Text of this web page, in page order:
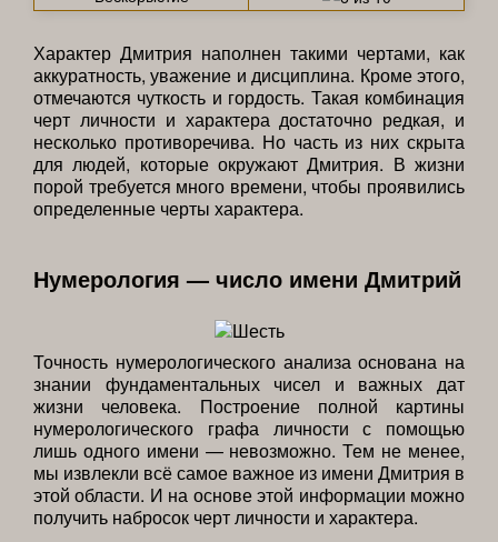
Характер Дмитрия наполнен такими чертами, как
аккуратность, уважение и дисциплина. Кроме этого,
отмечаются чуткость и гордость. Такая комбинация
черт личности и характера достаточно редкая, и
несколько противоречива. Но часть из них скрыта
для людей, которые окружают Дмитрия. В жизни
порой требуется много времени, чтобы проявились
определенные черты характера.
Нумерология — число имени Дмитрий
Точность нумерологического анализа основана на
знании фундаментальных чисел и важных дат
жизни человека. Построение полной картины
нумерологического графа личности с помощью
лишь одного имени — невозможно. Тем не менее,
мы извлекли всё самое важное из имени Дмитрия в
этой области. И на основе этой информации можно
получить набросок черт личности и характера.